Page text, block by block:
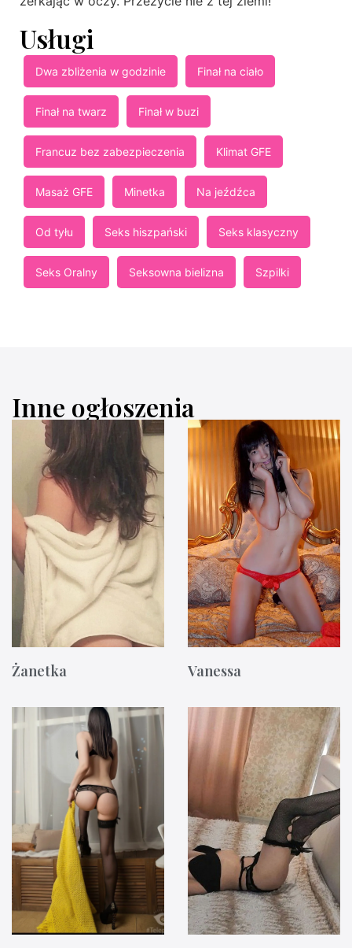
Usługi
Dwa zbliżenia w godzinie Finał na ciało
Finał na twarz Finał w buzi
Francuz bez zabezpieczenia Klimat GFE
Masaż GFE Minetka Na jeźdźca
Od tyłu Seks hiszpański Seks klasyczny
Seks Oralny Seksowna bielizna Szpilki
Inne ogłoszenia
Żanetka Vanessa